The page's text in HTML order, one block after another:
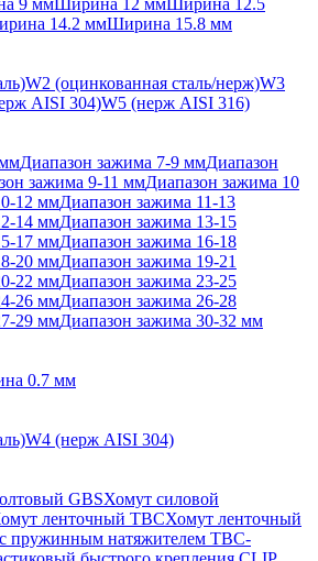
9 ммШирина 12 ммШирина 12.5
14.2 ммШирина 15.8 мм
W2 (оцинкованная сталь/нерж)W3
AISI 304)W5 (нерж AISI 316)
Диапазон зажима 7-9 ммДиапазон
зажима 9-11 ммДиапазон зажима 10
12 ммДиапазон зажима 11-13
14 ммДиапазон зажима 13-15
17 ммДиапазон зажима 16-18
20 ммДиапазон зажима 19-21
22 ммДиапазон зажима 23-25
26 ммДиапазон зажима 26-28
29 ммДиапазон зажима 30-32 мм
0.7 мм
W4 (нерж AISI 304)
GBSХомут силовой
ленточный TBCХомут ленточный
пружинным натяжителем TBC-